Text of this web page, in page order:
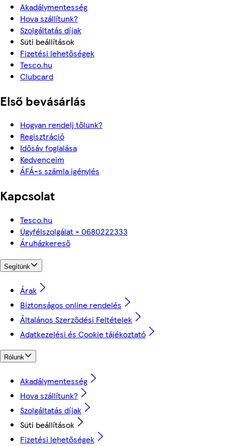
Akadálymentesség
Hova szállítunk?
Szolgáltatás díjak
Süti beállítások
Fizetési lehetőségek
Tesco.hu
Clubcard
Első bevásárlás
Hogyan rendelj tőlünk?
Regisztráció
Idősáv foglalása
Kedvenceim
ÁFÁ-s számla igénylés
Kapcsolat
Tesco.hu
Ügyfélszolgálat - 0680222333
Áruházkereső
Segítünk
Árak
Biztonságos online rendelés
Általános Szerződési Feltételek
Adatkezelési és Cookie tájékoztató
Rólunk
Akadálymentesség
Hova szállítunk?
Szolgáltatás díjak
Süti beállítások
Fizetési lehetőségek